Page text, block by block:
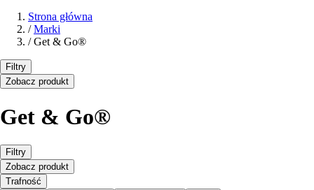
Strona główna
/ Marki
/ Get & Go®
Filtry
Zobacz produkt
Get & Go®
Filtry
Zobacz produkt
Trafność